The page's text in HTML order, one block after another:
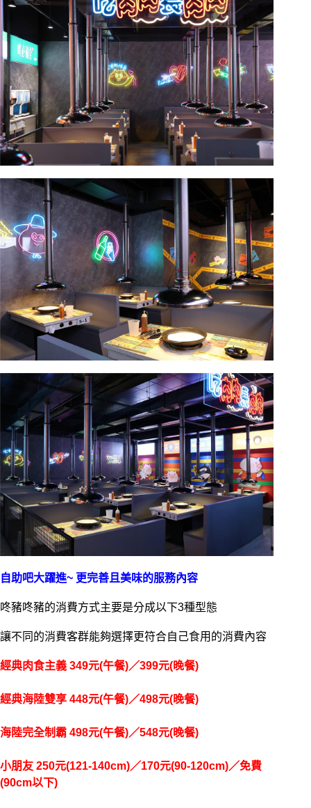
自助吧大躍進~ 更完善且美味的服務內容
咚豬咚豬的消費方式主要是分成以下3種型態
讓不同的消費客群能夠選擇更符合自己食用的消費內容
經典肉食主義 349元(午餐)／399元(晚餐)
經典海陸雙享 448元(午餐)／498元(晚餐)
海陸完全制霸 498元(午餐)／548元(晚餐)
小朋友 250元(121-140cm)／170元(90-120cm)／免費
(90cm以下)